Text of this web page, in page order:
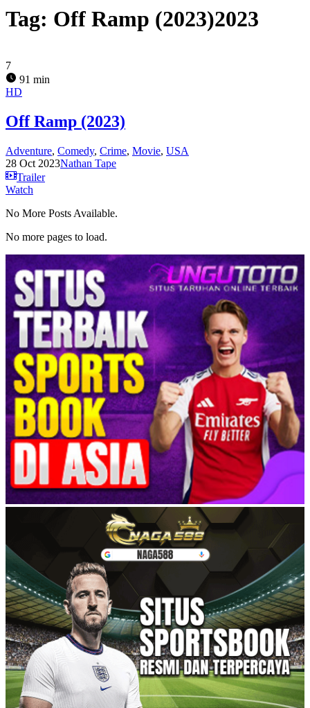
Tag: Off Ramp (2023)2023
7
91 min
HD
Off Ramp (2023)
Adventure, Comedy, Crime, Movie, USA
28 Oct 2023Nathan Tape
Trailer
Watch
No More Posts Available.
No more pages to load.